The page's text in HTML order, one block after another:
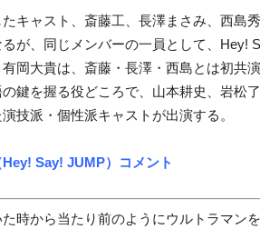
キャスト、斎藤工、長澤まさみ、西島
るが、同じメンバーの一員として、Hey!
岡大貴は、斎藤・長澤・西島とは初共
鍵を握る役どころで、山本耕史、岩松
技派・個性派キャストが出演する。
Say! JUMP）コメント
時から当たり前のようにウルトラマン